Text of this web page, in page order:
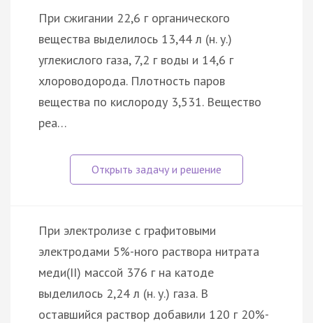
При сжигании 22,6 г органического
вещества выделилось 13,44 л (н. у.)
углекислого газа, 7,2 г воды и 14,6 г
хлороводорода. Плотность паров
вещества по кислороду 3,531. Вещество
реа…
При электролизе с графитовыми
электродами 5%-ного раствора нитрата
меди(II) массой 376 г на катоде
выделилось 2,24 л (н. у.) газа. В
оставшийся раствор добавили 120 г 20%-